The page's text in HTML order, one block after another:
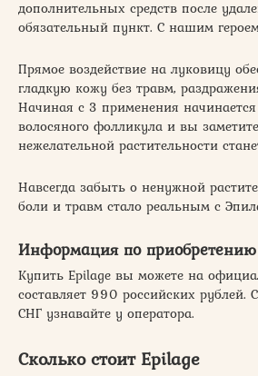
дополнительных средств после
обязательный пункт. С нашим
Прямое воздействие на луковицу
гладкую кожу без травм,
Начиная с 3 применения
волосяного фолликула и вы
нежелательной растительности
Навсегда забыть о ненужной
боли и травм стало реальным с
Информация по приобретению
Купить Epilage вы можете на
составляет 990 российских рублей.
СНГ узнавайте у оператора.
Сколько стоит Epilage